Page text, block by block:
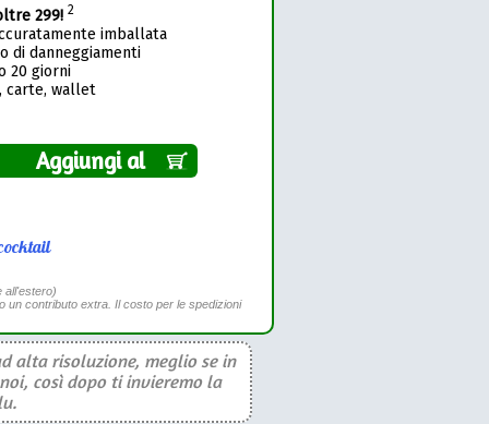
299! 2
imballata
di danneggiamenti
20 giorni
carte, wallet
Aggiungi al
all'estero)
un contributo extra. Il costo per le spedizioni
alta risoluzione, meglio se in
così dopo ti invieremo la